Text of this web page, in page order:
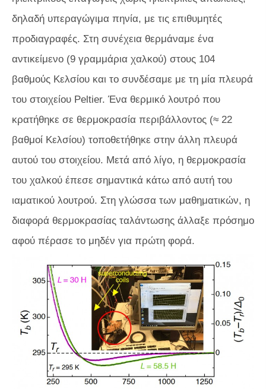
δηλαδή υπεραγώγιμα πηνία, με τις επιθυμητές
προδιαγραφές. Στη συνέχεια θερμάναμε ένα
αντικείμενο (9 γραμμάρια χαλκού) στους 104
βαθμούς Κελσίου και το συνδέσαμε με τη μία πλευρά
του στοιχείου Peltier. Ένα θερμικό λουτρό που
κρατήθηκε σε θερμοκρασία περιβάλλοντος (≈ 22
βαθμοί Κελσίου) τοποθετήθηκε στην άλλη πλευρά
αυτού του στοιχείου. Μετά από λίγο, η θερμοκρασία
του χαλκού έπεσε σημαντικά κάτω από αυτή του
ιαματικού λουτρού. Στη γλώσσα των μαθηματικών, η
διαφορά θερμοκρασίας ταλάντωσης άλλαξε πρόσημο
αφού πέρασε το μηδέν για πρώτη φορά.